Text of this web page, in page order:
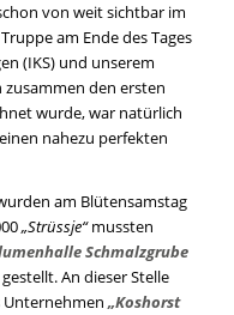
von weit sichtbar im
am Ende des Tages
(IKS) und unserem
den ersten
wurde, war natürlich
nahezu perfekten
am Blütensamstag
„Strüssje“mussten
Schmalzgrube
An dieser Stelle
Unternehmen „Koshorst